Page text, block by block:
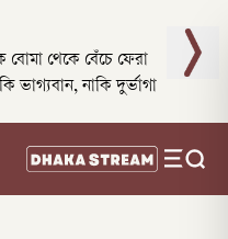
বোমা থেকে বেঁচে ফেরা
ভাগ্যবান, নাকি দুর্ভাগা